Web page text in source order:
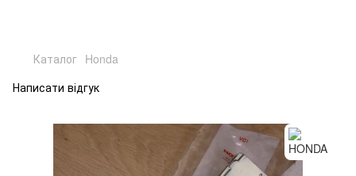
Каталог Honda
Написати відгук